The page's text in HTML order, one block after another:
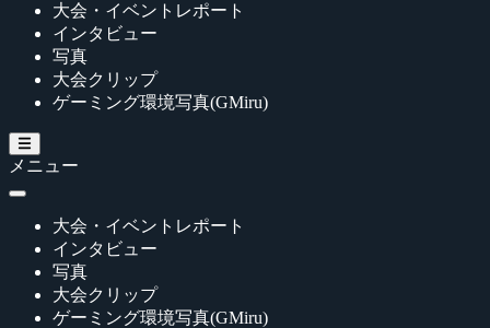
大会・イベントレポート
インタビュー
写真
大会クリップ
ゲーミング環境写真(GMiru)
メニュー
大会・イベントレポート
インタビュー
写真
大会クリップ
ゲーミング環境写真(GMiru)